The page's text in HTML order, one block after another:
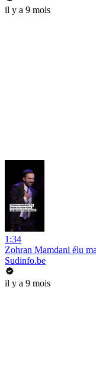
il y a 9 mois
1:34
Zohran Mamdani élu
Sudinfo.be
il y a 9 mois